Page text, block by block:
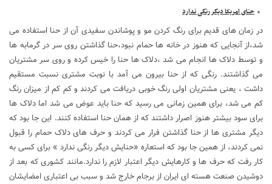
حنای امریکا دیگر رنگی ندارد
در زمان های قدیم برای رنگ کردن مو و پوشاندن سفیدی آن از حنا استفاده می
شد،از آنجایی که هنوز در خانه ها حمام نبود،حنا گذاشتن روی سر در گرمابه ها
و توسط دلاک ها انجام می شد ،دلاک ها حنا را خیس کرده و روی سر مشتریان
می گذاشتند. رنگی که از حنا بیرون می آمد با نوبت مشتری نسبت مستقیم
داشت ، یعنی مشتریان اولی رنگ خوبی دریافت می کردند و کم کم از میزان رنگ
کم می شد، برای همین زمانی می رسید که حنا باید عوض می شد اما دلاک ها
برای سود بیشتر هنوز اصرار داشتند که از همان حنا استفاده کنند. این جا بود که
دیگر مشتری ها از حنا گذاشتن فرار می کردند و حرف های دلاک حمام را قبول
نمی کردند، از همین جا بود که استعاره «حنایش دیگر رنگی ندارد » برای کسی به
کار رفت که حرف ها و کارهایش دیگر اعتبار لازم را ندارد.مانند کشوری که بعد از
دوشیدن صنعت هسته ای ایران از برجام خارج شد و سبب بی اعتباری امضایشان